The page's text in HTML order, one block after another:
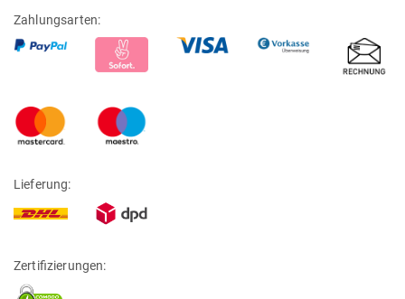
Zahlungsarten:
Lieferung:
Zertifizierungen: